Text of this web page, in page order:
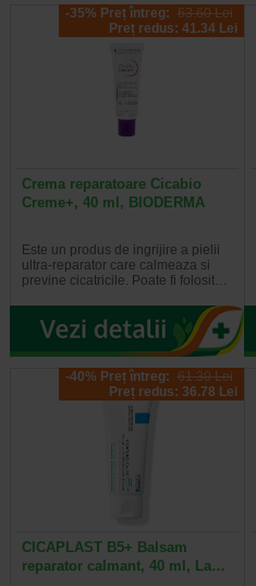
-35% Preț întreg: 63.60 Lei
Preț redus: 41.34 Lei
Crema reparatoare Cicabio
Creme+, 40 ml, BIODERMA
Este un produs de ingrijire a pielii
ultra-reparator care calmeaza si
previne cicatricile. Poate fi folosit…
-40% Preț întreg: 61.30 Lei
Preț redus: 36.78 Lei
CICAPLAST B5+ Balsam
reparator calmant, 40 ml, La…